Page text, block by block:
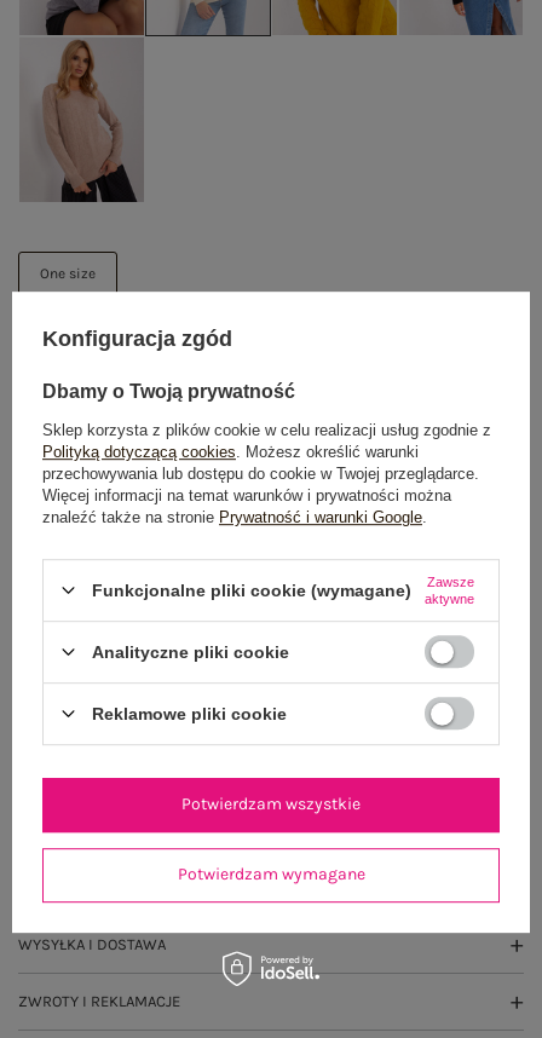
One size
DODAJ DO KOSZYKA
Możesz kupić także poprzez:
Dostawa od 7,99 zł
100 dni na zwrot
OPIS PRODUKTU
GŁÓWNE PARAMETRY
WYSYŁKA I DOSTAWA
ZWROTY I REKLAMACJE
Konfiguracja zgód
Dbamy o Twoją prywatność
Sklep korzysta z plików cookie w celu realizacji usług zgodnie z
Polityką dotyczącą cookies . Możesz określić warunki
przechowywania lub dostępu do cookie w Twojej przeglądarce.
Więcej informacji na temat warunków i prywatności można
znaleźć także na stronie Prywatność i warunki Google
Funkcjonalne pliki cookie (wymagane)
Zawsze
aktywne
Analityczne pliki cookie
Reklamowe pliki cookie
Potwierdzam wymagane
Potwierdzam wszystkie